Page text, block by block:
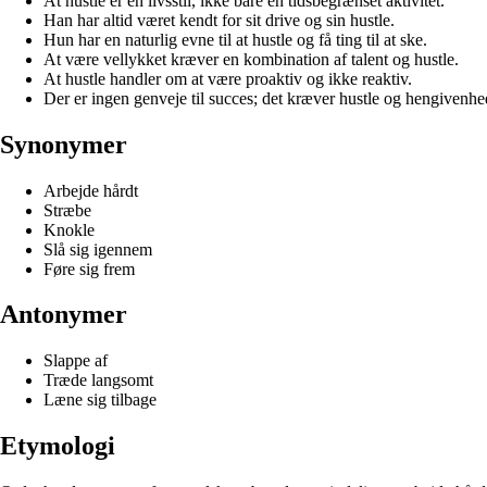
Han har altid været kendt for sit drive og sin hustle.
Hun har en naturlig evne til at hustle og få ting til at ske.
At være vellykket kræver en kombination af talent og hustle.
At hustle handler om at være proaktiv og ikke reaktiv.
Der er ingen genveje til succes; det kræver hustle og
Synonymer
Arbejde hårdt
Stræbe
Knokle
Slå sig igennem
Føre sig frem
Antonymer
Slappe af
Træde langsomt
Læne sig tilbage
Etymologi